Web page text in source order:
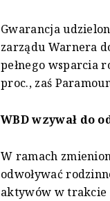
Gwarancja
zarządu Warnera
pełnego wsparcia
proc., zaś
WBD wzywał do
W ramach
odwoływać
aktywów w